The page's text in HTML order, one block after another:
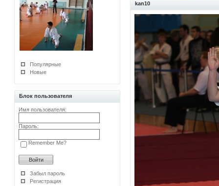
Популярные
Новые
Блок пользователя
Имя пользователя:
Пароль:
Remember Me?
Забыл пароль
Регистрация
kan10